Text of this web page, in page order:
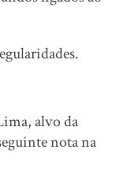
alvo da
nota na